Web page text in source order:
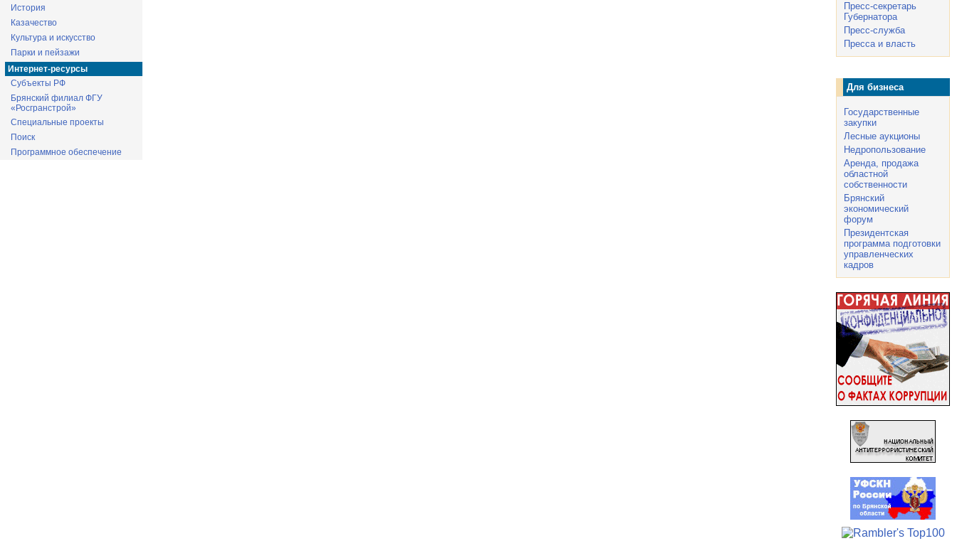
История
Казачество
Культура и искусство
Парки и пейзажи
Интернет-ресурсы
Субъекты РФ
Брянский филиал ФГУ
«Росгранстрой»
Специальные проекты
Поиск
Программное обеспечение
Пресс-секретарь
Губернатора
Пресс-служба
Пресса и власть
Для бизнеса
Государственные
закупки
Лесные аукционы
Недропользование
Аренда, продажа
областной
собственности
Брянский
экономический
форум
Президентская
программа подготовки
управленческих
кадров